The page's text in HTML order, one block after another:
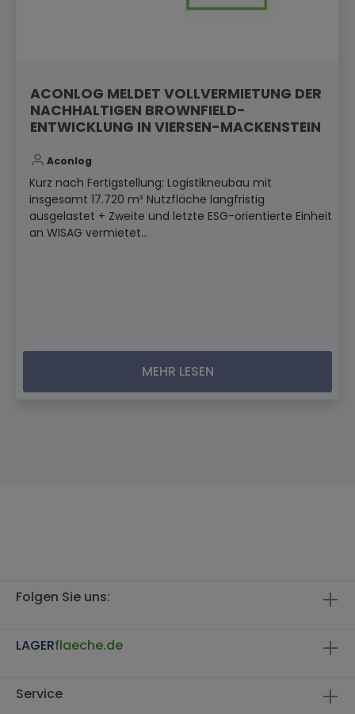
ACONLOG MELDET VOLLVERMIETUNG DER
NACHHALTIGEN BROWNFIELD-
ENTWICKLUNG IN VIERSEN-MACKENSTEIN
Aconlog
Kurz nach Fertigstellung: Logistikneubau mit
insgesamt 17.720 m² Nutzfläche langfristig
ausgelastet + Zweite und letzte ESG-orientierte Einheit
an WISAG vermietet...
MEHR LESEN
Folgen Sie uns:
LAGERflaeche.de
Service